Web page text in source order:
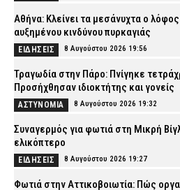
Αθήνα: Κλείνει τα μεσάνυχτα ο
αυξημένου κινδύνου πυρκαγιάς
ΕΙΔΗΣΕΙΣ 8 Αυγούστου 2026 19:56
Τραγωδία στην Πάρο: Πνίγηκε
Προσήχθησαν ιδιοκτήτης και γονείς
ΑΣΤΥΝΟΜΙΑ 8 Αυγούστου 2026 19:32
Συναγερμός για φωτιά στη Μικρή
ελικόπτερο
ΕΙΔΗΣΕΙΣ 8 Αυγούστου 2026 19:27
Φωτιά στην Αττικοβοιωτία: Πώς